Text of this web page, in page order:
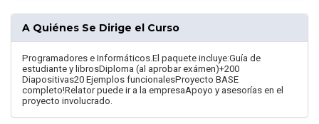
A Quiénes Se Dirige el Curso
Programadores e Informáticos.El paquete incluye:Guía de
estudiante y librosDiploma (al aprobar exámen)+200
Diapositivas20 Ejemplos funcionalesProyecto BASE
completo!Relator puede ir a la empresaApoyo y asesorías en el
proyecto involucrado.